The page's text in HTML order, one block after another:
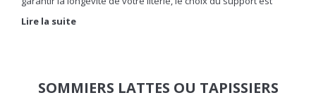
crucial. Chez Basika, nous vous proposons une
literie pas cher
Lire la suite
SOMMIERS LATTES OU TAPISSIERS